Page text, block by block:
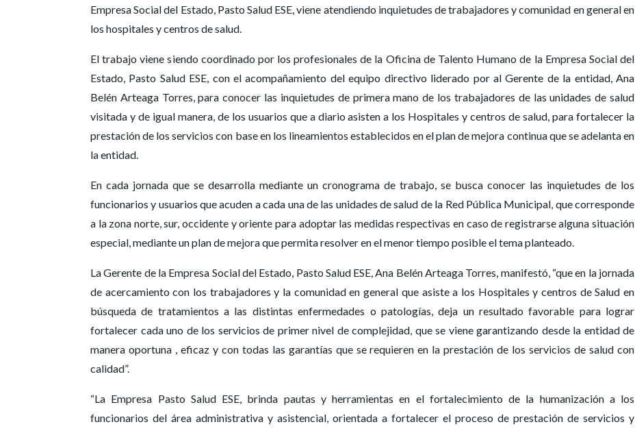
Empresa Social del Estado, Pasto Salud ESE, viene atendiendo inquietudes de trabajadores y comunidad en general en
los hospitales y centros de salud.
El trabajo viene siendo coordinado por los profesionales de la Oficina de Talento Humano de la Empresa Social del
Estado, Pasto Salud ESE, con el acompañamiento del equipo directivo liderado por al Gerente de la entidad, Ana
Belén Arteaga Torres, para conocer las inquietudes de primera mano de los trabajadores de las unidades de salud
visitada y de igual manera, de los usuarios que a diario asisten a los Hospitales y centros de salud, para fortalecer la
prestación de los servicios con base en los lineamientos establecidos en el plan de mejora continua que se adelanta en
la entidad.
En cada jornada que se desarrolla mediante un cronograma de trabajo, se busca conocer las inquietudes de los
funcionarios y usuarios que acuden a cada una de las unidades de salud de la Red Pública Municipal, que corresponde
a la zona norte, sur, occidente y oriente para adoptar las medidas respectivas en caso de registrarse alguna situación
especial, mediante un plan de mejora que permita resolver en el menor tiempo posible el tema planteado.
La Gerente de la Empresa Social del Estado, Pasto Salud ESE, Ana Belén Arteaga Torres, manifestó, “que en la jornada
de acercamiento con los trabajadores y la comunidad en general que asiste a los Hospitales y centros de Salud en
búsqueda de tratamientos a las distintas enfermedades o patologías, deja un resultado favorable para lograr
fortalecer cada uno de los servicios de primer nivel de complejidad, que se viene garantizando desde la entidad de
manera oportuna , eficaz y con todas las garantías que se requieren en la prestación de los servicios de salud con
calidad”.
“La Empresa Pasto Salud ESE, brinda pautas y herramientas en el fortalecimiento de la humanización a los
funcionarios del área administrativa y asistencial, orientada a fortalecer el proceso de prestación de servicios y